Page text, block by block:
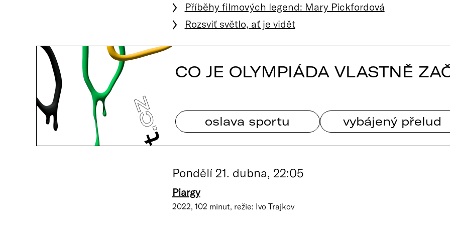
Příběhy filmových legend: Mary Pickfordová
Rozsviť světlo, ať je vidět
CO JE OLYMPIÁDA VLASTNĚ
oslava sportu vybájený přelud
Pondělí 21. dubna, 22:05
Piargy
2022, 102 minut, režie: Ivo Trajkov